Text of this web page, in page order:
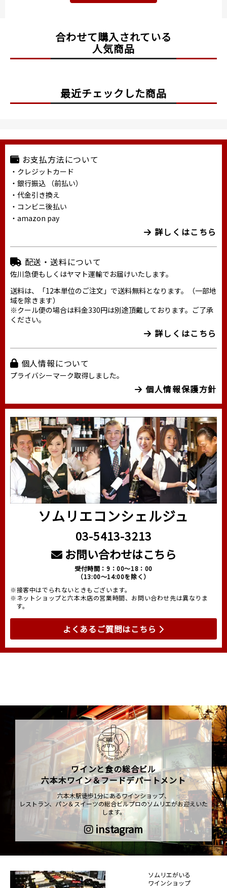
合わせて購入されている
人気商品
最近チェックした商品
お支払方法について
・クレジットカード
・銀行振込 （前払い）
・代金引き換え
・コンビニ後払い
・amazon pay
詳しくはこちら
配送・送料について
佐川急便もしくはヤマト運輸でお届けいたします。
送料は、「12本単位のご注文」で送料無料となります。（一部地
域を除きます）
※クール便の場合は料金330円は別途頂戴しております。ご了承
ください。
詳しくはこちら
個人情報について
プライバシーマーク取得しました。
個人情報保護方針
ソムリエコンシェルジュ
03-5413-3213
お問い合わせはこちら
受付時間：9：00～18：00
（13:00～14:00を除く）
※接客中はでられないときもございます。
※ネットショップと六本木店の営業時間、お問い合わせ先は異なりま
す。
よくあるご質問はこちら
ワインと食の総合ビル
六本木ワイン＆フードデパートメント
六本木駅徒歩1分にあるワインショップ、
レストラン、パン＆スイーツの総合ビルプロのソムリエがお迎えいた
します。
instagram
ソムリエがいる
ワインショップ